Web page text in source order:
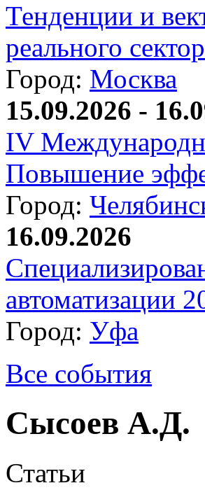
Тенденции и
реального
Город: Москва
15.09.2026 -
IV
Повышение
Город:
16.09.2026
автоматизации
Город: Уфа
Все события
Сысоев А.Д.
Статьи